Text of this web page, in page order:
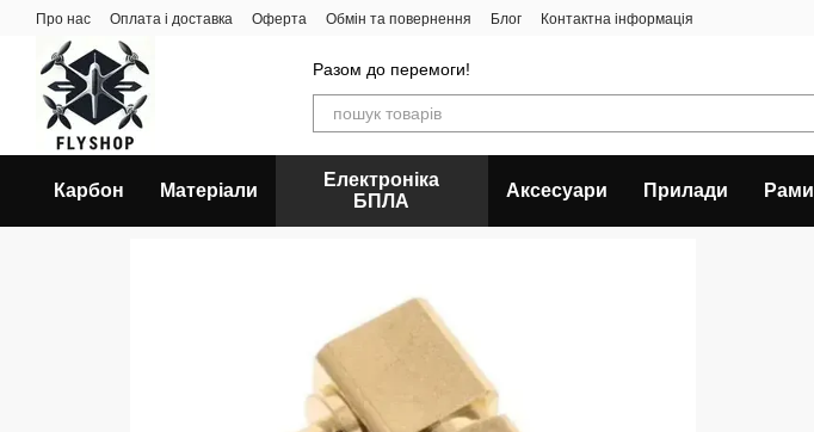
Перейти до основного контенту
Про нас Оплата і доставка Оферта Обмін та повернення Блог Контактна інформація
Разом до перемоги!
Карбон Матеріали
Електроніка
БПЛА
Аксесуари Прилади Рами